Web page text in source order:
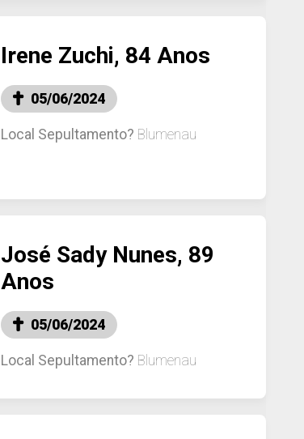
Irene Zuchi, 84 Anos
05/06/2024
Local Sepultamento? Blumenau
José Sady Nunes, 89
Anos
05/06/2024
Local Sepultamento? Blumenau